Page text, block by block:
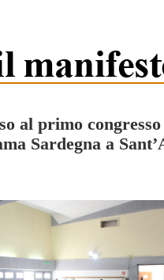
al primo
Sardegna a